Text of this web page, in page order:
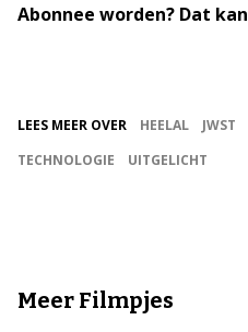
Abonnee worden? Dat kan
LEES MEER OVER HEELAL JWST
TECHNOLOGIE
UITGELICHT
Meer Filmpjes